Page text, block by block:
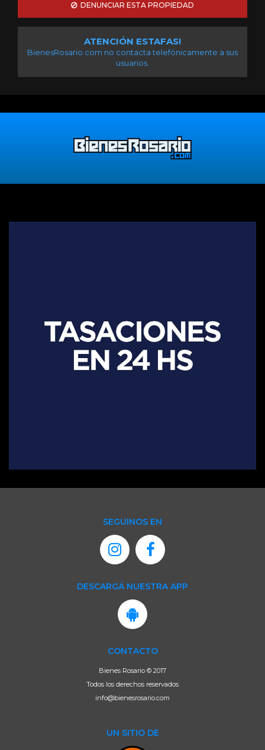
DENUNCIAR ESTA PROPIEDAD
ATENCIÓN ESTAFAS!
BienesRosario.com no contacta telefónicamente a sus
usuarios.
SEGUINOS EN
DESCARGÁ NUESTRA APP
CONTACTO
Bienes Rosario © 2017
Todos los derechos reservados
info@bienesrosario.com
UN SITIO DE